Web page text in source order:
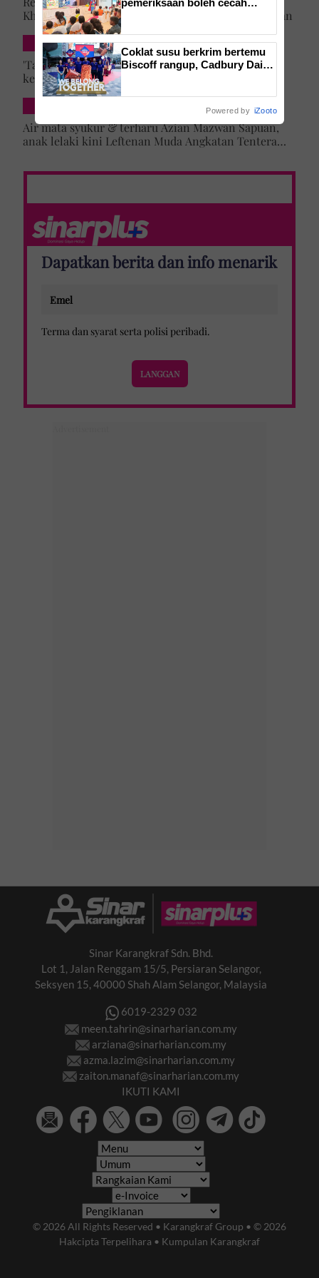
Khairun Nisya ditawar latihan akademi penerbangan
SELEBRITI & HIBURAN
'Tak lihat diri saya artis lagi' – Jehan Miskin kongsi
kenapa pilih ‘hilang’ dari dunia lakonan, cerita
cabaran besarkan anak campuran
Air mata syukur & terharu Azian Mazwan Sapuan,
anak lelaki kini Leftenan Muda Angkatan Tentera
Dapatkan berita dan info menarik
Terma dan syarat serta polisi peribadi.
Sinar Karangkraf Sdn. Bhd.
Lot 1, Jalan Renggam 15/5, Persiaran Selangor,
Seksyen 15, 40000 Shah Alam Selangor, Malaysia
6019-2329 032
meen.tahrin@sinarharian.com.my
arziana@sinarharian.com.my
azma.lazim@sinarharian.com.my
zaiton.manaf@sinarharian.com.my
IKUTI KAMI
© 2026 All Rights Reserved • Karangkraf Group • © 2026
Hakcipta Terpelihara • Kumpulan Karangkraf
kesan masalah lebih awal
Coklat susu berkrim bertemu
Biscoff rangup, Cadbury Dairy
Powered by iZooto